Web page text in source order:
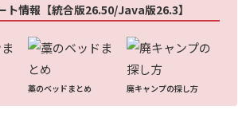
ト情報【統合版26.50/Java版26.3】
藁のベッドまとめ 廃キャンプの探し方